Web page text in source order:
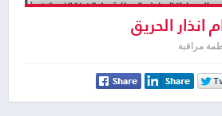
انذار الحريق
مراقبة